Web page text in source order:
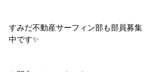
すみだ不動産サーフィン部も部員募集
中です✨